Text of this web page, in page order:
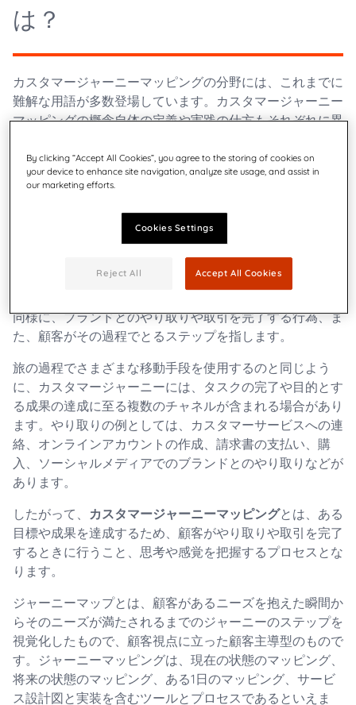
は？
カスタマージャーニーマッピングの分野には、これまでに
難解な用語が多数登場しています。カスタマージャーニー
マッピングの概念自体の定義や実践の仕方もそれぞれに異
しかし、顧客のニーズに合わせてカスタマーエクスペリエ
ンスを積極的に設計できるよう、この分野には新たな概念
が加えられ、さらに進化を遂げてきました。残念ながら、
こうした新しい概念も同様に分かりにくく、混乱を招くも
のです。定義を紐解いてみましょう。
辞書によれば、ジャーニー（旅）とは、ある場所から別の
同様に、ブランドとのやり取りや取引を完了する行為、ま
た、顧客がその過程でとるステップを指します。
旅の過程でさまざまな移動手段を使用するのと同じよう
に、カスタマージャーニーには、タスクの完了や目的とす
る成果の達成に至る複数のチャネルが含まれる場合があり
ます。やり取りの例としては、カスタマーサービスへの連
絡、オンラインアカウントの作成、請求書の支払い、購
入、ソーシャルメディアでのブランドとのやり取りなどが
あります。
したがって、 カスタマージャーニーマッピングとは、ある
目標や成果を達成するため、顧客がやり取りや取引を完了
するときに行うこと、思考や感覚を把握するプロセスとな
ります。
ジャーニーマップとは、顧客があるニーズを抱えた瞬間か
らそのニーズが満たされるまでのジャーニーのステップを
視覚化したもので、顧客視点に立った顧客主導型のもので
す。ジャーニーマッピングは、現在の状態のマッピング、
将来の状態のマッピング、ある1日のマッピング、サービ
ス設計図と実装を含むツールとプロセスであるといえま
By clicking “Accept All Cookies”, you agree to the storing of cookies on
your device to enhance site navigation, analyze site usage, and assist in
our marketing efforts.
Cookies Settings
Reject All Accept All Cookies